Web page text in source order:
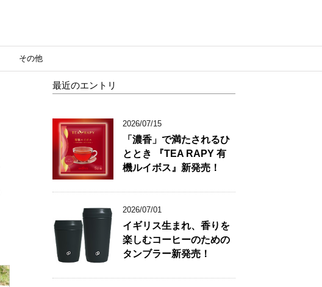
その他
最近のエントリ
2026/07/15
「濃香」で満たされるひ
ととき 『TEA RAPY 有
機ルイボス』新発売！
2026/07/01
イギリス生まれ、香りを
楽しむコーヒーのための
タンブラー新発売！